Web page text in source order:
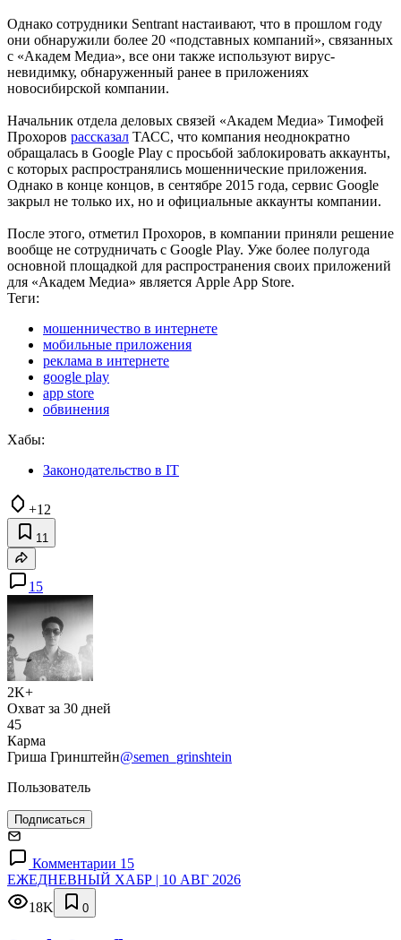
Однако сотрудники Sentrant настаивают, что в прошлом году
они обнаружили более 20 «подставных компаний», связанных
с «Академ Медиа», все они также используют вирус-
невидимку, обнаруженный ранее в приложениях
новосибирской компании.
Начальник отдела деловых связей «Академ Медиа» Тимофей
Прохоров рассказал ТАСС, что компания неоднократно
обращалась в Google Play с просьбой заблокировать аккаунты,
с которых распространялись мошеннические приложения.
Однако в конце концов, в сентябре 2015 года, сервис Google
закрыл не только их, но и официальные аккаунты компании.
После этого, отметил Прохоров, в компании приняли решение
вообще не сотрудничать с Google Play. Уже более полугода
основной площадкой для распространения своих приложений
для «Академ Медиа» является Apple App Store.
Теги:
мошенничество в интернете
мобильные приложения
реклама в интернете
google play
app store
обвинения
Хабы:
Законодательство в IT
+12
11
15
2K+
Охват за 30 дней
45
Карма
Гриша Гринштейн@semen_grinshtein
Пользователь
Подписаться
Комментарии 15
ЕЖЕДНЕВНЫЙ ХАБР | 10 АВГ 2026
18K
0